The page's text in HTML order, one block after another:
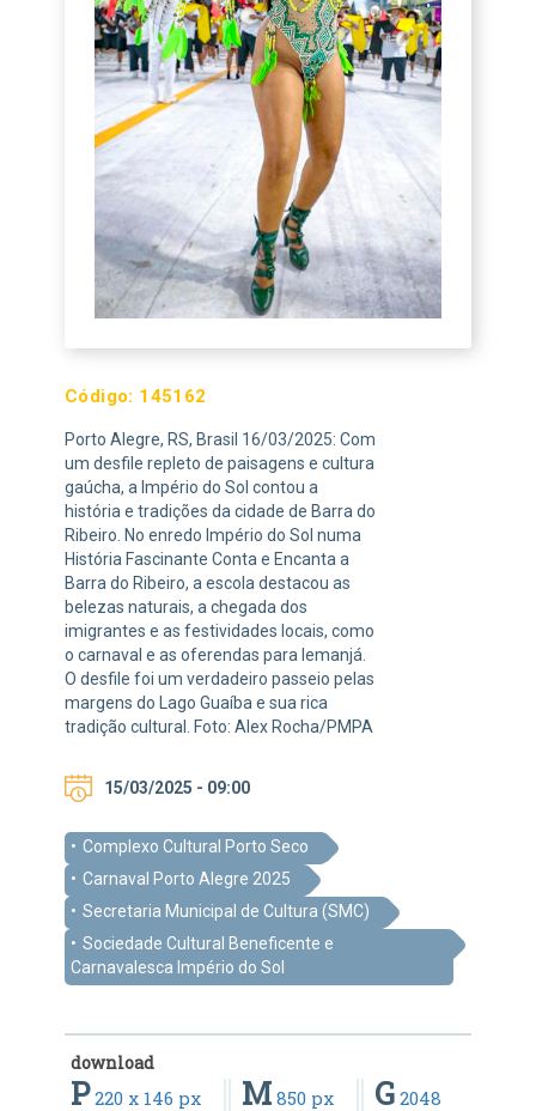
Código: 145162
Porto Alegre, RS, Brasil 16/03/2025: Com
um desfile repleto de paisagens e cultura
gaúcha, a Império do Sol contou a
história e tradições da cidade de Barra do
Ribeiro. No enredo Império do Sol numa
História Fascinante Conta e Encanta a
Barra do Ribeiro, a escola destacou as
belezas naturais, a chegada dos
imigrantes e as festividades locais, como
o carnaval e as oferendas para Iemanjá.
O desfile foi um verdadeiro passeio pelas
margens do Lago Guaíba e sua rica
tradição cultural. Foto: Alex Rocha/PMPA
15/03/2025 - 09:00
Complexo Cultural Porto Seco
Carnaval Porto Alegre 2025
Secretaria Municipal de Cultura (SMC)
Sociedade Cultural Beneficente e
Carnavalesca Império do Sol
download
P220 x 146 px M 850 px G 2048